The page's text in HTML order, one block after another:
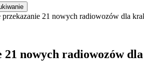
przekazanie 21 nowych radiowozów dla
21 nowych radiowozów